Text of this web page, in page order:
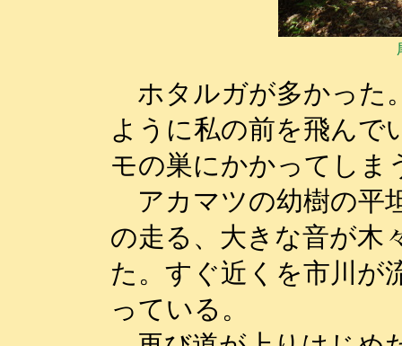
ホタルガが多かった
ように私の前を飛んで
モの巣にかかってしま
アカマツの幼樹の平
の走る、大きな音が木
た。すぐ近くを市川が
っている。